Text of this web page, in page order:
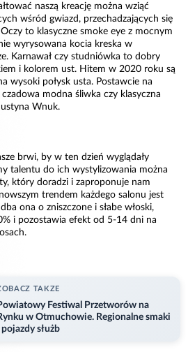
naszą kreację można wziąć
wśród gwiazd, przechadzających się
to klasyczne smoke eye z mocnym
wyrysowana kocia kreska w
Karnawał czy studniówka to dobry
i kolorem ust. Hitem w 2020 roku są
wysoki połysk usta. Postawcie na
modna śliwka czy klasyczna
Wnuk.
brwi, by w ten dzień wyglądały
talentu do ich wystylizowania można
który doradzi i zaproponuje nam
trendem każdego salonu jest
ona o zniszczone i słabe włoski,
i pozostawia efekt od 5-14 dni na
TAKZE
Festiwal Przetworów na
w Otmuchowie. Regionalne smaki
służb